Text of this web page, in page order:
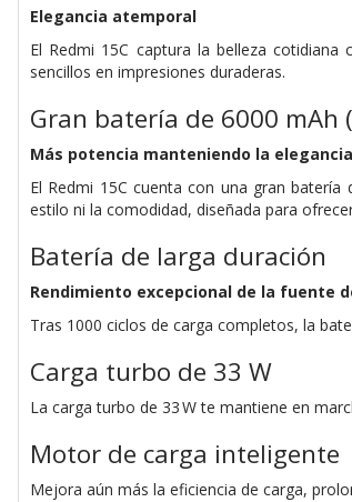
Elegancia atemporal
El Redmi 15C captura la belleza
sencillos en impresiones duraderas.
Gran batería de 6000 mAh
Más potencia manteniendo la elegancia
El Redmi 15C cuenta con una gran
estilo ni la comodidad, diseñada para
Batería de larga duración
Rendimiento excepcional de la fuente
Tras 1000 ciclos de carga completos, la
Carga turbo de 33 W
La carga turbo de 33 W te mantiene en
Motor de carga inteligente
Mejora aún más la eficiencia de carga,